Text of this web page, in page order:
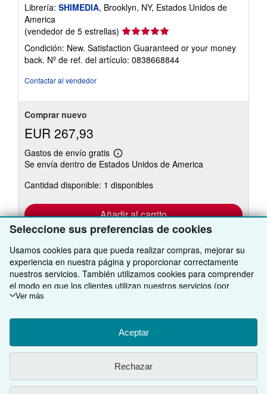
Seleccione sus preferencias de cookies
Usamos cookies para que pueda realizar compras, mejorar su
experiencia en nuestra página y proporcionar correctamente
nuestros servicios. También utilizamos cookies para comprender
el modo en que los clientes utilizan nuestros servicios (por
ejemplo, midiendo las visitas al sitio) y así poder realizar mejoras.
para mostrar contenido relevante en los anuncios y medir el
rendimiento de los mismos. Elija Rechazar si noestá de acuerdo
o Personalizar para obtener más información. Puede cambiar sus
opciones en cualquier momento visitando las
Para saber más sobre cómo se utilizan las cookies, visite
nuestroAviso de cookies. Para saber más sobre cómo usa
Ver más
Aceptar
Rechazar
Librería: SHIMEDIA, Brooklyn, NY, Estados Unidos de
America
(vendedor de 5 estrellas) Calificación
vendedor:
5
Condición: New. Satisfaction Guaranteed or your money
back. Nº de ref. del artículo: 0838668844
Contactar al vendedor
Comprar nuevo
EUR 267,93
Gastos de envío gratis
Más
información
las
tarifas
envío
Se envía dentro de Estados Unidos de America
Cantidad disponible: 1 disponibles
Añadir al carrito
Colecciones
Comenzar a vender
Sobre nosotros